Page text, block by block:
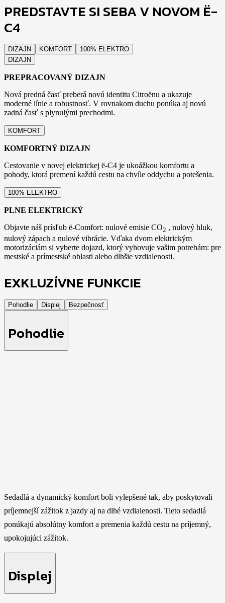
PREDSTAVTE SI SEBA V NOVOM Ë-
C4
DIZAJN KOMFORT
100% ELEKTRO
DIZAJN
PREPRACOVANÝ DIZAJN
Nová predná časť preberá novú identitu Citroënu a ukazuje
moderné línie a robustnosť. V rovnakom duchu ponúka aj novú
zadná časť s plynulými prechodmi.
KOMFORT
KOMFORTNÝ DIZAJN
Cestovanie v novej elektrickej ë-C4 je ukoážkou komfortu a
pohody, ktorá premení každú cestu na chvíle oddychu a potešenia.
100% ELEKTRO
PLNE ELEKTRICKÝ
Objavte náš prísľub ë-Comfort: nulové emisie CO2 , nulový hluk,
nulový zápach a nulové vibrácie. Vďaka dvom elektrickým
motorizáciám si vyberte dojazd, ktorý vyhovuje vašim potrebám: pre
mestské a prímestské oblasti alebo dlhšie vzdialenosti.
EXKLUZÍVNE FUNKCIE
Pohodlie Displej Bezpečnosť
Pohodlie
Sedadlá a dynamický komfort boli vylepšené tak, aby poskytovali
príjemnejší zážitok z jazdy aj na dlhé vzdialenosti. Tieto sedadlá
ponúkajú absolútny komfort a premenia každú cestu na príjemný,
upokojujúci zážitok.
Displej